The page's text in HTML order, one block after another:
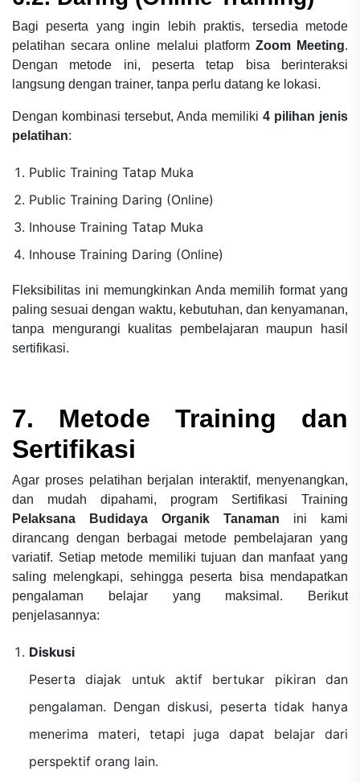
Bagi peserta yang ingin lebih praktis, tersedia metode
pelatihan secara online melalui platform Zoom Meeting.
Dengan metode ini, peserta tetap bisa berinteraksi
langsung dengan trainer, tanpa perlu datang ke lokasi.
Dengan kombinasi tersebut, Anda memiliki 4 pilihan jenis
pelatihan:
Public Training Tatap Muka
Public Training Daring (Online)
Inhouse Training Tatap Muka
Inhouse Training Daring (Online)
Fleksibilitas ini memungkinkan Anda memilih format yang
paling sesuai dengan waktu, kebutuhan, dan kenyamanan,
tanpa mengurangi kualitas pembelajaran maupun hasil
sertifikasi.
7. Metode Training dan
Sertifikasi
Agar proses pelatihan berjalan interaktif, menyenangkan,
dan mudah dipahami, program Sertifikasi Training
Pelaksana Budidaya Organik Tanaman ini kami
dirancang dengan berbagai metode pembelajaran yang
variatif. Setiap metode memiliki tujuan dan manfaat yang
saling melengkapi, sehingga peserta bisa mendapatkan
pengalaman belajar yang maksimal. Berikut
penjelasannya:
Diskusi
Peserta diajak untuk aktif bertukar pikiran dan
pengalaman. Dengan diskusi, peserta tidak hanya
menerima materi, tetapi juga dapat belajar dari
perspektif orang lain.